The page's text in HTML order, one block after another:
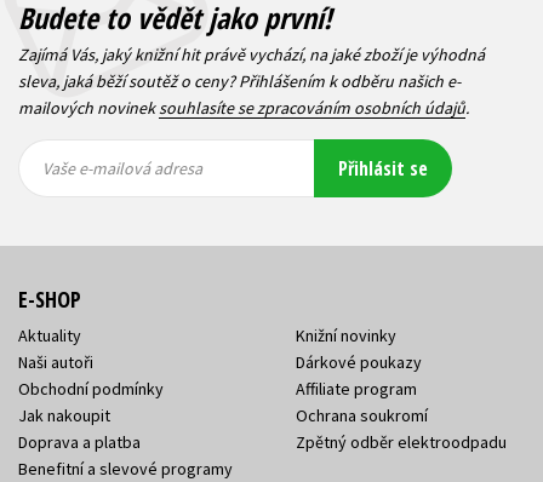
Budete to vědět jako první!
Zajímá Vás, jaký knižní hit právě vychází, na jaké zboží je výhodná
sleva, jaká běží soutěž o ceny? Přihlášením k odběru našich e-
mailových novineksouhlasíte se zpracováním osobních údajů.
mailová
mailová
Vaše e-mailová adresa Přihlásit se
E-SHOP
Aktuality
Naši autoři
Obchodní podmínky
Jak nakoupit
Doprava a platba
Benefitní a slevové programy
Knižní novinky
Dárkové poukazy
Affiliate program
Ochrana soukromí
Zpětný odběr elektroodpadu